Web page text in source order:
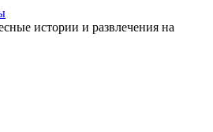
истории и развлечения на